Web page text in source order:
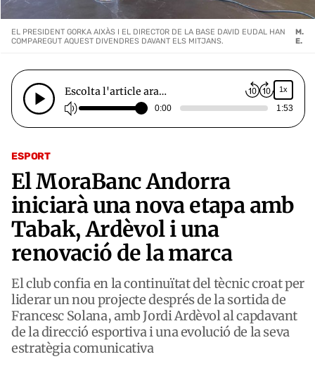
ESPORT
El MoraBanc Andorra
iniciarà una nova etapa amb
Tabak, Ardèvol i una
renovació de la marca
El club confia en la continuïtat del tècnic croat per
liderar un nou projecte després de la sortida de
Francesc Solana, amb Jordi Ardèvol al capdavant
de la direcció esportiva i una evolució de la seva
estratègia comunicativa
EL PRESIDENT GORKA AIXÀS I EL DIRECTOR DE LA BASE DAVID EUDAL HAN
COMPAREGUT AQUEST DIVENDRES DAVANT ELS MITJANS.
M.
E.
Escolta l'article ara… 1x
0:00 1:53